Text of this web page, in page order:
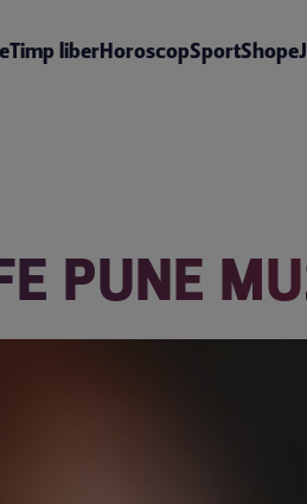
Timp liberHoroscopSportShop
PUNE